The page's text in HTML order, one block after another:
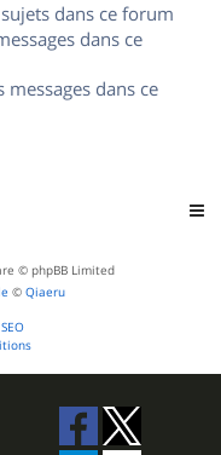
dans ce forum
dans ce
dans ce
© phpBB Limited
© Qiaeru